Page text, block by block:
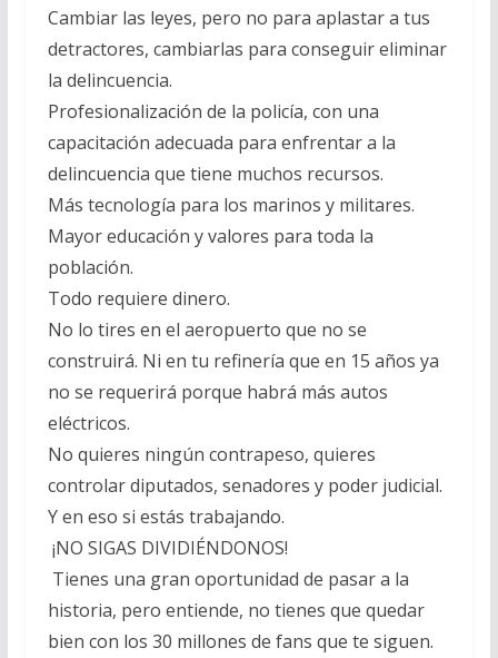
Cambiar las leyes, pero no para aplastar a tus
detractores, cambiarlas para conseguir eliminar
la delincuencia.
Profesionalización de la policía, con una
capacitación adecuada para enfrentar a la
delincuencia que tiene muchos recursos.
Más tecnología para los marinos y militares.
Mayor educación y valores para toda la
población.
Todo requiere dinero.
No lo tires en el aeropuerto que no se
construirá. Ni en tu refinería que en 15 años ya
no se requerirá porque habrá más autos
eléctricos.
No quieres ningún contrapeso, quieres
controlar diputados, senadores y poder judicial.
Y en eso si estás trabajando.
¡NO SIGAS DIVIDIÉNDONOS!
Tienes una gran oportunidad de pasar a la
historia, pero entiende, no tienes que quedar
bien con los 30 millones de fans que te siguen.